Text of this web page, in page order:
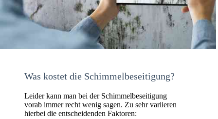
Was kostet die Schimmelbeseitigung?
Leider kann man bei der Schimmelbeseitigung
vorab immer recht wenig sagen. Zu sehr variieren
hierbei die entscheidenden Faktoren: